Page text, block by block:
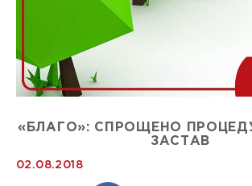
«БЛАГО»: СПРОЩЕНО
ЗАСТАВ
02.08.2018